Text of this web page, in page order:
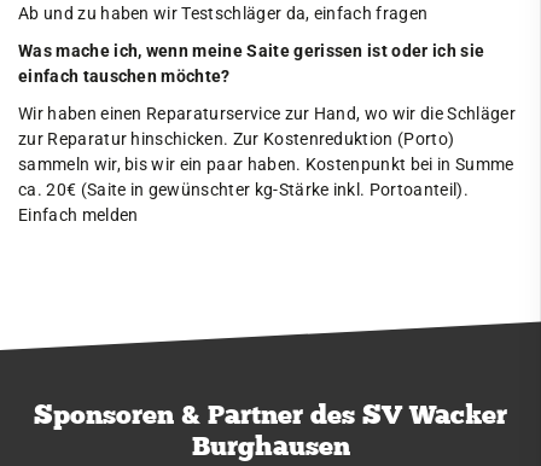
Ab und zu haben wir Testschläger da, einfach fragen
Was mache ich, wenn meine Saite gerissen ist oder ich sie
einfach tauschen möchte?
Wir haben einen Reparaturservice zur Hand, wo wir die Schläger
zur Reparatur hinschicken. Zur Kostenreduktion (Porto)
sammeln wir, bis wir ein paar haben. Kostenpunkt bei in Summe
ca. 20€ (Saite in gewünschter kg-Stärke inkl. Portoanteil).
Einfach melden
Sponsoren & Partner des SV Wacker
Burghausen
Fechten
Fußball
Handball
Jugendclub
Kegeln
Ringen